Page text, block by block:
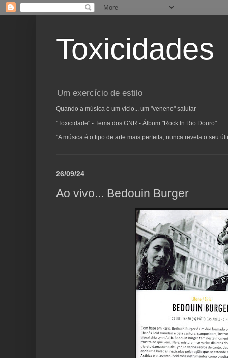
Toxicidades
Um exercício de estilo
Quando a música é um vício... um "veneno" salutar
"Toxicidade" - Tema dos GNR - Álbum "Rock In Rio Douro"
"A música é o tipo de arte mais perfeita; nunca revela o seu
26/09/24
Ao vivo... Bedouin Burger